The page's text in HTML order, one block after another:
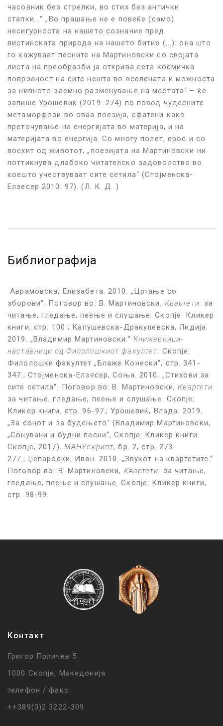
часовник без стрелки, во стих без антички
стапки...“ „Во прашање не е повеќе (само)
несигурноста на нашето сознание пред
вистинската природа на нашето битие (...): она што
го кажуваат песните на Мартиновски со својата
листа на преобразби ја открива сета космичка
поврзаност на сите нешта во вселената и можноста
за нивното заемно разменување на местата“ – ќе
запише Урошевиќ (2019: 274) по повод чудесните
метаморфози во оваа поезија, сфатени како
преточување на енергијата во материја, и на
материјата во енергија. Со многу полет, ерос и со
восхит од животот, „поезијата на Мартиновски ни
поттикнува длабоко читателско задоволство во
коешто учествуваат сите сетила“ (Стојменска-
Елзесер 2010: 97). (Л. К. Д. )
Библиографија
Аврамовска, Елизабета. 2010. „Цртање со
зборови“. Поговор во: В. Мартиновски, Квартети: за
читање, гледање, пеење и слушање.
Скопје: Кликер
книги, стр. 100 ; Капушевска-Дракулевска, Лидија.
2019. „Владимир Мартиновски.“ Книжевници-
наставници од Филолошкиот факултет . Скопје:
Филолошки факултет „Блаже Конески“, стр. 341-
347.; Стојменска-Елзесер, Соња. 2010. „Стихови за
сите сетила“. Поговор во: В. Мартиновски,Квартети:
за читање, гледање, пеење и слушање.
Скопје:
Кликер книги, стр. 96-97.; Урошевиќ, Влада. 2019.
„За сонот и за будењето“ (Владимир Мартиновски,
„Сонувани и будни песни“, Скопје: Кликеркниги
Скопје, 2017). МАНУскрипт, бр. 2, стр. 273-
277.; Џепароски, Иван. 2010. „Звукот на квартетите.“
Поговор во: В. Мартиновски, Квартети: за читање,
гледање, пеење и слушање
,Скопје: Кликер книги,
стр. 98-99.
Контакт
Григор Прличев 5
1000 Скопје, Македонија
телефон / факс
++389(0)2 3222-309